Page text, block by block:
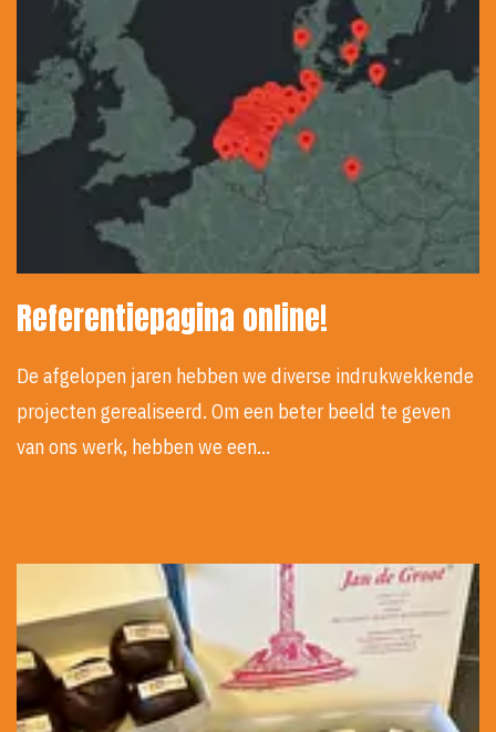
Referentiepagina online!
De afgelopen jaren hebben we diverse indrukwekkende
projecten gerealiseerd. Om een beter beeld te geven
van ons werk, hebben we een…